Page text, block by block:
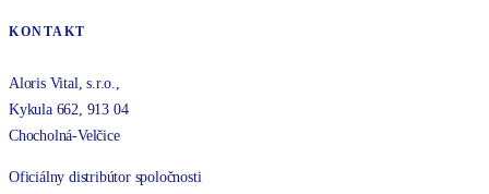
KONTAKT
Aloris Vital, s.r.o.,
Kykula 662, 913 04
Chocholná-Velčice
Oficiálny distribútor spoločnosti